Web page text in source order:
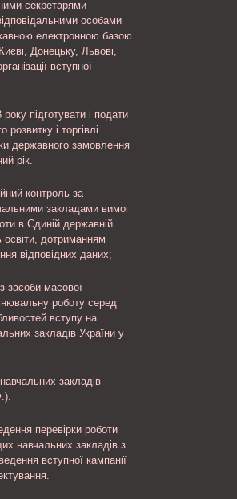
секретарями
особами
електронною базою
Донецьку, Львові,
вступної
підготувати і подати
розвитку і торгівлі
державного замовлення
рік.
контроль за
закладами вимог
в Єдиній державній
освіти, дотриманням
відповідних даних;
засоби масової
роботу серед
вступу на
закладів України у
закладів
перевірки роботи
навчальних закладів з
вступної кампанії